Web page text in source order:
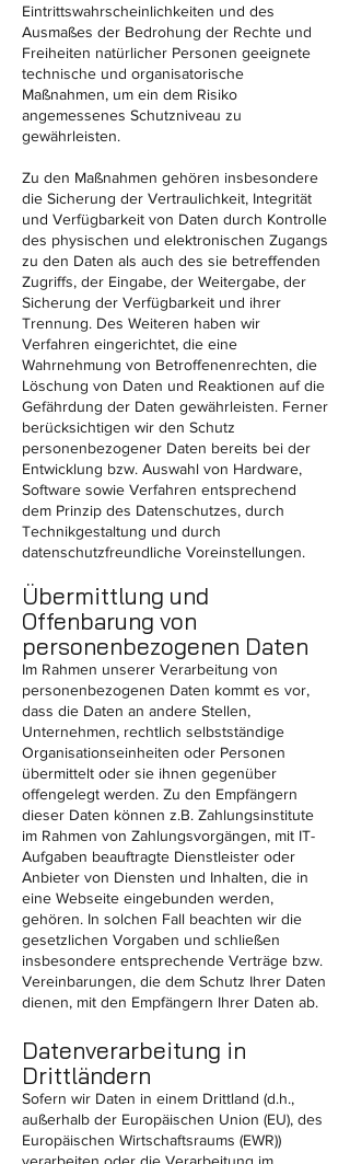
Eintrittswahrscheinlichkeiten und des
Ausmaßes der Bedrohung der Rechte und
Freiheiten natürlicher Personen geeignete
technische und organisatorische
Maßnahmen, um ein dem Risiko
angemessenes Schutzniveau zu
gewährleisten.
Zu den Maßnahmen gehören insbesondere
die Sicherung der Vertraulichkeit, Integrität
und Verfügbarkeit von Daten durch Kontrolle
des physischen und elektronischen Zugangs
zu den Daten als auch des sie betreffenden
Zugriffs, der Eingabe, der Weitergabe, der
Sicherung der Verfügbarkeit und ihrer
Trennung. Des Weiteren haben wir
Verfahren eingerichtet, die eine
Wahrnehmung von Betroffenenrechten, die
Löschung von Daten und Reaktionen auf die
Gefährdung der Daten gewährleisten. Ferner
berücksichtigen wir den Schutz
personenbezogener Daten bereits bei der
Entwicklung bzw. Auswahl von Hardware,
Software sowie Verfahren entsprechend
dem Prinzip des Datenschutzes, durch
Technikgestaltung und durch
datenschutzfreundliche Voreinstellungen.
Übermittlung und
Offenbarung von
personenbezogenen Daten
Im Rahmen unserer Verarbeitung von
personenbezogenen Daten kommt es vor,
dass die Daten an andere Stellen,
Unternehmen, rechtlich selbstständige
Organisationseinheiten oder Personen
übermittelt oder sie ihnen gegenüber
offengelegt werden. Zu den Empfängern
dieser Daten können z.B. Zahlungsinstitute
im Rahmen von Zahlungsvorgängen, mit IT-
Aufgaben beauftragte Dienstleister oder
Anbieter von Diensten und Inhalten, die in
eine Webseite eingebunden werden,
gehören. In solchen Fall beachten wir die
gesetzlichen Vorgaben und schließen
insbesondere entsprechende Verträge bzw.
Vereinbarungen, die dem Schutz Ihrer Daten
dienen, mit den Empfängern Ihrer Daten ab.
Datenverarbeitung in
Drittländern
Sofern wir Daten in einem Drittland (d.h.,
außerhalb der Europäischen Union (EU), des
Europäischen Wirtschaftsraums (EWR))